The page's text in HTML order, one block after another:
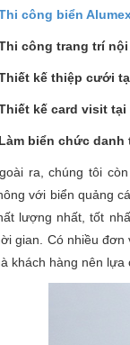
công biển
công trang trí
kế thiệp cưới
kế card visit tại
Làm biển chức danh
ra, chúng tôi
với biển quảng
lượng nhất, tốt
gian. Có nhiều
khách hàng nên lựa